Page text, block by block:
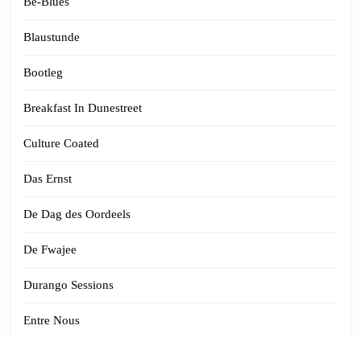
Blaustunde
Bootleg
Breakfast In Dunestreet
Culture Coated
Das Ernst
De Dag des Oordeels
De Fwajee
Durango Sessions
Entre Nous